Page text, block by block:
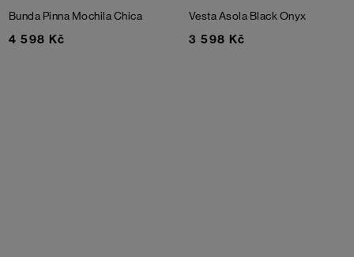
Bunda Pinna Mochila Chica
4 598 Kč
Vesta Asola Black Onyx
3 598 Kč